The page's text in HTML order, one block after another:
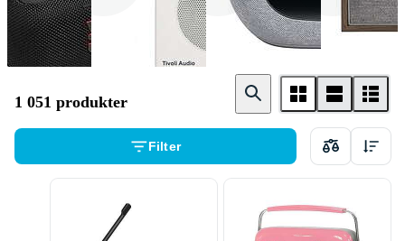
Stationär radio Bärbar radio Klockradio
1 051 produkter
Filter